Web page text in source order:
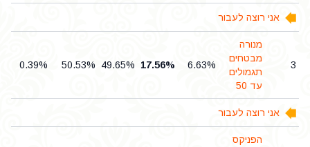
אני רוצה לעבור
3
מנורה
מבטחים
תגמולים
עד 50
6.63%
17.56%
49.65%
50.53%
0.39%
אני רוצה לעבור
הפניקס